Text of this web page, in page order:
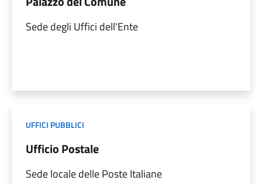
Sede degli Uffici dell'Ente
UFFICI PUBBLICI
Ufficio Postale
Sede locale delle Poste Italiane